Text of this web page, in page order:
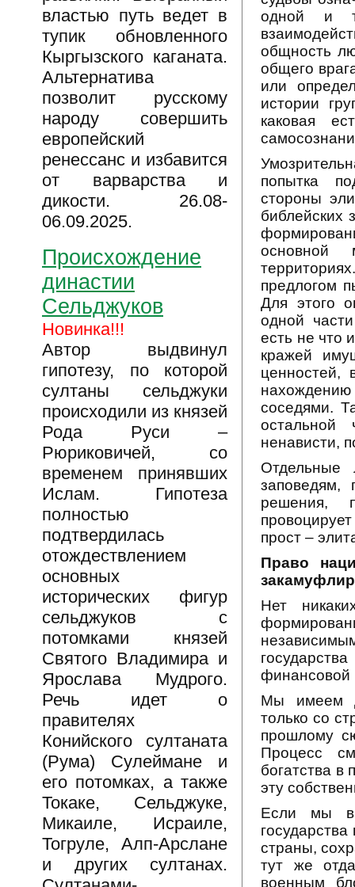
властью путь ведет в
тупик обновленного
Кыргызского каганата.
Альтернатива
позволит русскому
народу совершить
европейский
ренессанс и избавится
от варварства и
дикости. 26.08-
06.09.2025.
Происхождение
династии
Сельджуков
Новинка!!!
Автор выдвинул
гипотезу, по которой
султаны сельджуки
происходили из князей
Рода Руси –
Рюриковичей, со
временем принявших
Ислам. Гипотеза
полностью
подтвердилась
отождествлением
основных
исторических фигур
сельджуков с
потомками князей
Святого Владимира и
Ярослава Мудрого.
Речь идет о
правителях
Конийского султаната
(Рума) Сулеймане и
его потомках, а также
Токаке, Сельджуке,
Микаиле, Исраиле,
Тогруле, Алп-Арслане
и других султанах.
одной и
общность
общего
или
истории
каковая
попытка
стороны
библейских
основной
предлогом
Для этого
одной
есть не что
кражей
ценностей,
соседями.
остальной
ненависти,
Отдельные
заповедям,
решения,
прост –
Право
Нет
финансовой
Мы имеем
только со
прошлому
Процесс
богатства в
эту
Если мы
страны,
тут же
военным